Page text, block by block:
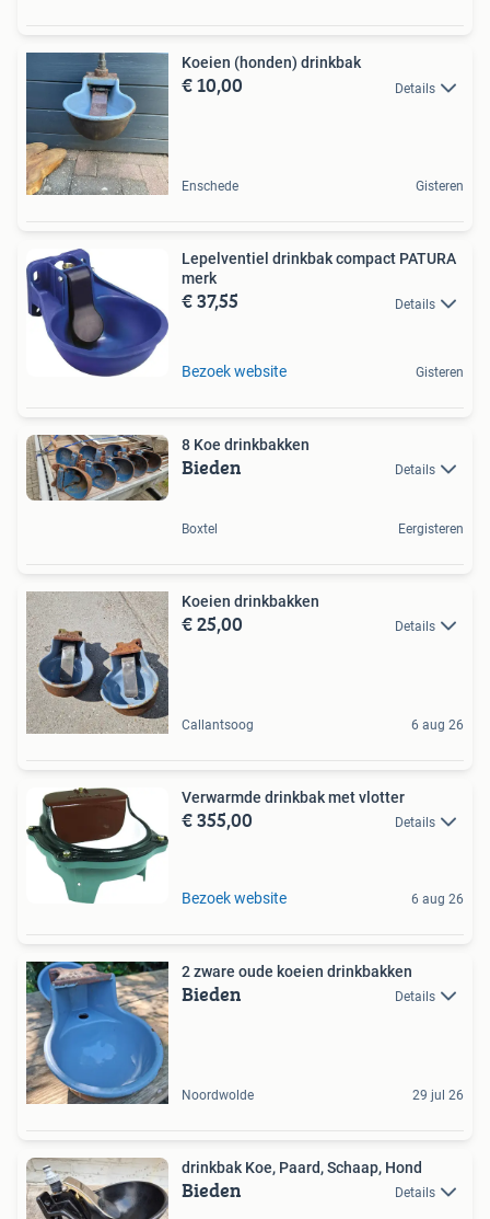
Koeien (honden) drinkbak
€ 10,00 Details
Enschede Gisteren
Lepelventiel drinkbak compact PATURA
merk
€ 37,55 Details
Bezoek website Gisteren
8 Koe drinkbakken
Bieden Details
Boxtel Eergisteren
Koeien drinkbakken
€ 25,00 Details
Callantsoog 6 aug 26
Verwarmde drinkbak met vlotter
€ 355,00 Details
Bezoek website 6 aug 26
2 zware oude koeien drinkbakken
Bieden Details
Noordwolde 29 jul 26
drinkbak Koe, Paard, Schaap, Hond
Bieden Details